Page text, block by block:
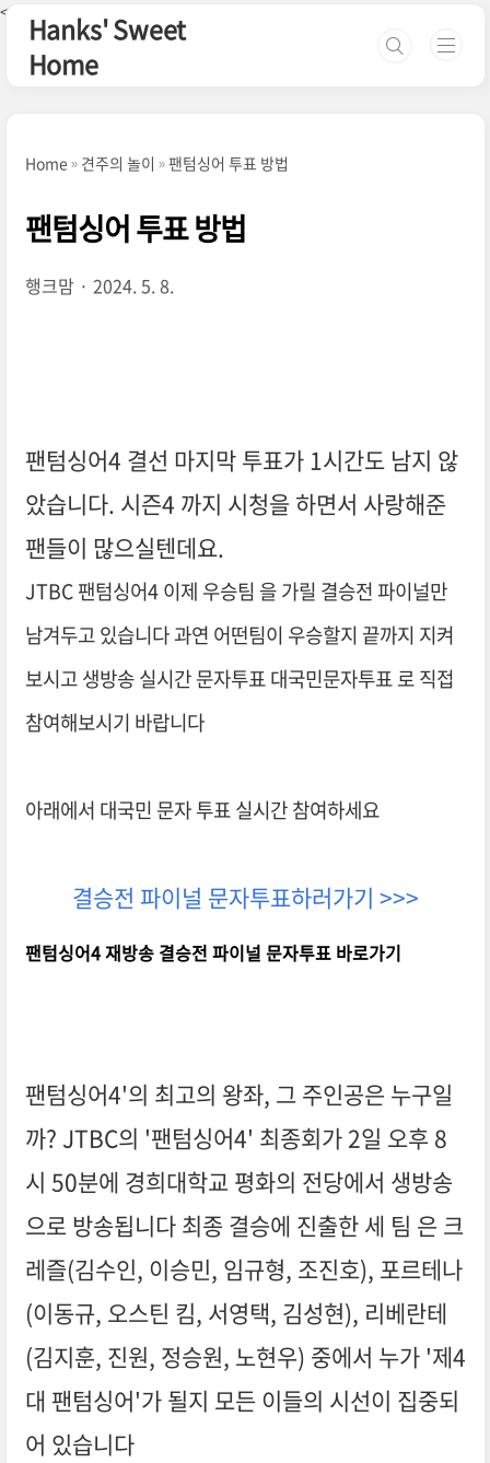
<--핀터레스트-->
본문 바로가기
Hanks' Sweet
Home
Home 견주의 놀이 팬텀싱어 투표 방법
팬텀싱어 투표 방법
행크맘 2024. 5. 8.
팬텀싱어4 결선 마지막 투표가 1시간도 남지 않
았습니다. 시즌4 까지 시청을 하면서 사랑해준
팬들이 많으실텐데요.
JTBC 팬텀싱어4 이제 우승팀 을 가릴 결승전 파이널만
남겨두고 있습니다 과연 어떤팀이 우승할지 끝까지 지켜
보시고 생방송 실시간 문자투표 대국민문자투표 로 직접
참여해보시기 바랍니다
아래에서 대국민 문자 투표 실시간 참여하세요
결승전 파이널 문자투표하러가기 >>>
팬텀싱어4 재방송 결승전 파이널 문자투표 바로가기
팬텀싱어4'의 최고의 왕좌, 그 주인공은 누구일
까? JTBC의 '팬텀싱어4' 최종회가 2일 오후 8
시 50분에 경희대학교 평화의 전당에서 생방송
으로 방송됩니다 최종 결승에 진출한 세 팀 은 크
레즐(김수인, 이승민, 임규형, 조진호), 포르테나
(이동규, 오스틴 킴, 서영택, 김성현), 리베란테
(김지훈, 진원, 정승원, 노현우) 중에서 누가 '제4
대 팬텀싱어'가 될지 모든 이들의 시선이 집중되
어 있습니다